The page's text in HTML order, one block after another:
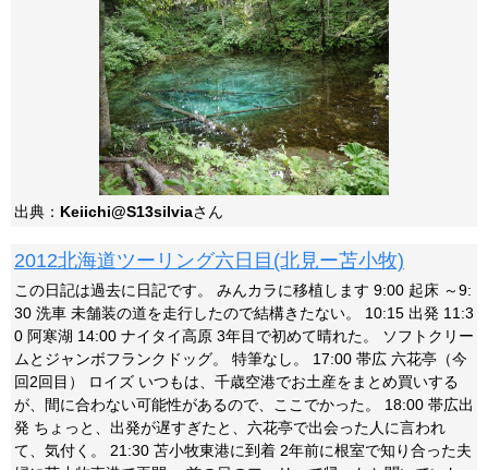
出典： Keiichi@S13silviaさん
2012北海道ツーリング六日目(北見ー苫小牧)
この日記は過去に日記です。 みんカラに移植します 9:00 起床 ～9:
30 洗車 未舗装の道を走行したので結構きたない。 10:15 出発 11:3
0 阿寒湖 14:00 ナイタイ高原 3年目で初めて晴れた。 ソフトクリー
ムとジャンボフランクドッグ。 特筆なし。 17:00 帯広 六花亭（今
回2回目） ロイズ いつもは、千歳空港でお土産をまとめ買いする
が、間に合わない可能性があるので、ここでかった。 18:00 帯広出
発 ちょっと、出発が遅すぎたと、六花亭で出会った人に言われ
て、気付く。 21:30 苫小牧東港に到着 2年前に根室で知り合った夫